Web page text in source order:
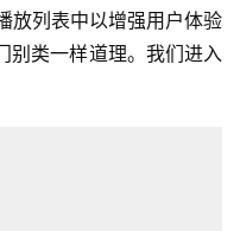
放列表中以增强用户体验
类一样道理。我们进入